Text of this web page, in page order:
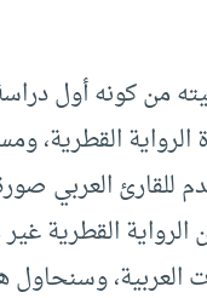
من كونه أول
القطرية،
للقارئ العربي
القطرية
العربية، وسنحاول